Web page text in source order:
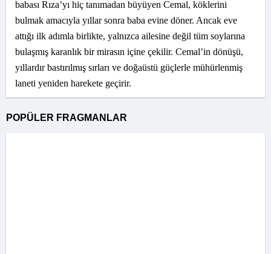
babası Rıza’yı hiç tanımadan büyüyen Cemal, köklerini
bulmak amacıyla yıllar sonra baba evine döner. Ancak eve
attığı ilk adımla birlikte, yalnızca ailesine değil tüm soylarına
bulaşmış karanlık bir mirasın içine çekilir. Cemal’in dönüşü,
yıllardır bastırılmış sırları ve doğaüstü güçlerle mühürlenmiş
laneti yeniden harekete geçirir.
POPÜLER FRAGMANLAR